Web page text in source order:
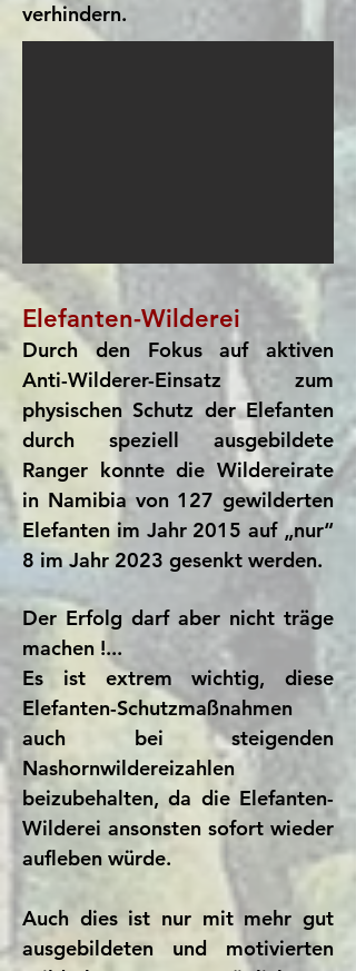
verhindern.​​​​​​​​
Elefanten-Wilderei
Durch den Fokus auf aktiven
Anti-Wilderer-Einsatz zum
physischen Schutz der Elefanten
durch speziell ausgebildete
Ranger konnte die Wildereirate
in Namibia von 127 gewilderten
Elefanten im Jahr 2015 auf „nur“
8 im Jahr 2023 gesenkt werden.
Der Erfolg darf aber nicht träge
machen !...
Es ist extrem wichtig, diese
Elefanten-Schutzmaßnahmen
auch bei steigenden
Nashornwildereizahlen
beizubehalten, da die Elefanten-
Wilderei ansonsten sofort wieder
aufleben würde.
Auch dies ist nur mit mehr gut
ausgebildeten und motivierten